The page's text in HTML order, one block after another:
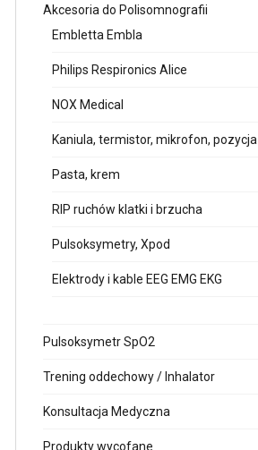
Akcesoria do Polisomnografii
Embletta Embla
Philips Respironics Alice
NOX Medical
Kaniula, termistor, mikrofon, pozycja
Pasta, krem
RIP ruchów klatki i brzucha
Pulsoksymetry, Xpod
Elektrody i kable EEG EMG EKG
Pulsoksymetr SpO2
Trening oddechowy / Inhalator
Konsultacja Medyczna
Produkty wycofane